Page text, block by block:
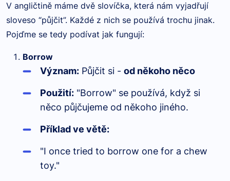
V angličtině máme dvě slovíčka, která nám vyjadřují
sloveso “půjčit”. Každé z nich se používá trochu jinak.
Pojďme se tedy podívat jak fungují:
Borrow
Význam: Půjčit si - od někoho něco
Použití: "Borrow" se používá, když si
něco půjčujeme od někoho jiného.
Příklad ve větě:
"I once tried to borrow one for a chew
toy."